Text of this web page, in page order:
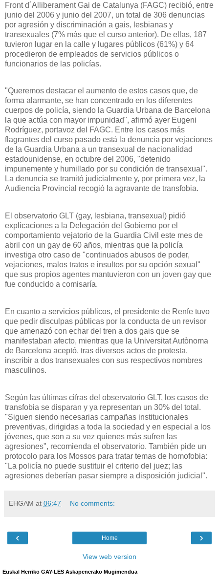
Front d´Alliberament Gai de Catalunya (FAGC) recibió, entre
junio del 2006 y junio del 2007, un total de 306 denuncias
por agresión y discriminación a gais, lesbianas y
transexuales (7% más que el curso anterior). De ellas, 187
tuvieron lugar en la calle y lugares públicos (61%) y 64
procedieron de empleados de servicios públicos o
funcionarios de las policías.
"Queremos destacar el aumento de estos casos que, de
forma alarmante, se han concentrado en los diferentes
cuerpos de policía, siendo la Guardia Urbana de Barcelona
la que actúa con mayor impunidad", afirmó ayer Eugeni
Rodríguez, portavoz del FAGC. Entre los casos más
flagrantes del curso pasado está la denuncia por vejaciones
de la Guardia Urbana a un transexual de nacionalidad
estadounidense, en octubre del 2006, "detenido
impunemente y humillado por su condición de transexual".
La denuncia se tramitó judicialmente y, por primera vez, la
Audiencia Provincial recogió la agravante de transfobia.
El observatorio GLT (gay, lesbiana, transexual) pidió
explicaciones a la Delegación del Gobierno por el
comportamiento vejatorio de la Guardia Civil este mes de
abril con un gay de 60 años, mientras que la policía
investiga otro caso de "continuados abusos de poder,
vejaciones, malos tratos e insultos por su opción sexual"
que sus propios agentes mantuvieron con un joven gay que
fue conducido a comisaría.
En cuanto a servicios públicos, el presidente de Renfe tuvo
que pedir disculpas públicas por la conducta de un revisor
que amenazó con echar del tren a dos gais que se
manifestaban afecto, mientras que la Universitat Autònoma
de Barcelona aceptó, tras diversos actos de protesta,
inscribir a dos transexuales con sus respectivos nombres
masculinos.
Según las últimas cifras del observatorio GLT, los casos de
transfobia se disparan y ya representan un 30% del total.
"Siguen siendo necesarias campañas institucionales
preventivas, dirigidas a toda la sociedad y en especial a los
jóvenes, que son a su vez quienes más sufren las
agresiones", recomienda el observatorio. También pide un
protocolo para los Mossos para tratar temas de homofobia:
"La policía no puede sustituir el criterio del juez; las
agresiones deberían pasar siempre a disposición judicial".
EHGAM at 06:47 No comments:
‹ ›
Home
View web version
Euskal Herriko GAY-LES Askapenerako Mugimendua